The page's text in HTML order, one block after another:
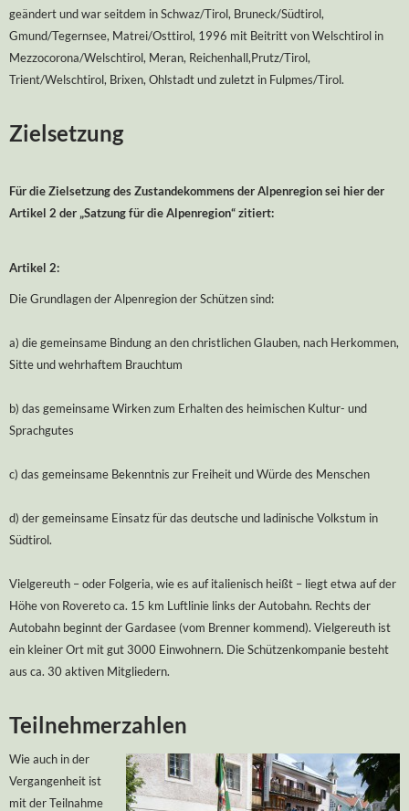
geändert und war seitdem in Schwaz/Tirol, Bruneck/Südtirol,
Gmund/Tegernsee, Matrei/Osttirol, 1996 mit Beitritt von Welschtirol in
Mezzocorona/Welschtirol, Meran, Reichenhall,Prutz/Tirol,
Trient/Welschtirol, Brixen, Ohlstadt und zuletzt in Fulpmes/Tirol.
Zielsetzung
Für die Zielsetzung des Zustandekommens der Alpenregion sei hier der
Artikel 2 der „Satzung für die Alpenregion“ zitiert:
Artikel 2:
Die Grundlagen der Alpenregion der Schützen sind:
a) die gemeinsame Bindung an den christlichen Glauben, nach Herkommen,
Sitte und wehrhaftem Brauchtum
b) das gemeinsame Wirken zum Erhalten des heimischen Kultur- und
Sprachgutes
c) das gemeinsame Bekenntnis zur Freiheit und Würde des Menschen
d) der gemeinsame Einsatz für das deutsche und ladinische Volkstum in
Südtirol.
Vielgereuth – oder Folgeria, wie es auf italienisch heißt – liegt etwa auf der
Höhe von Rovereto ca. 15 km Luftlinie links der Autobahn. Rechts der
Autobahn beginnt der Gardasee (vom Brenner kommend). Vielgereuth ist
ein kleiner Ort mit gut 3000 Einwohnern. Die Schützenkompanie besteht
aus ca. 30 aktiven Mitgliedern.
Teilnehmerzahlen
Wie auch in der
Vergangenheit ist
mit der Teilnahme